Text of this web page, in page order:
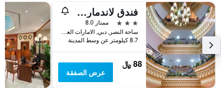
فندق لاندمارك بلازا
3 نجوم
ممتاز 8.0
ساحة النصر, دبي, الامارات العربية المتحدة
8.7 كيلومتر عن وسط المدينة
88 ﷼
عرض الصفقة